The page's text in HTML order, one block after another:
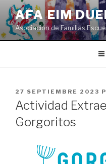
Saltar
contenido
AFA EIM
Asociación de Familias
PUBLICADO
EL
27 SEPTIEMBRE 2023
Actividad
Gorgoritos